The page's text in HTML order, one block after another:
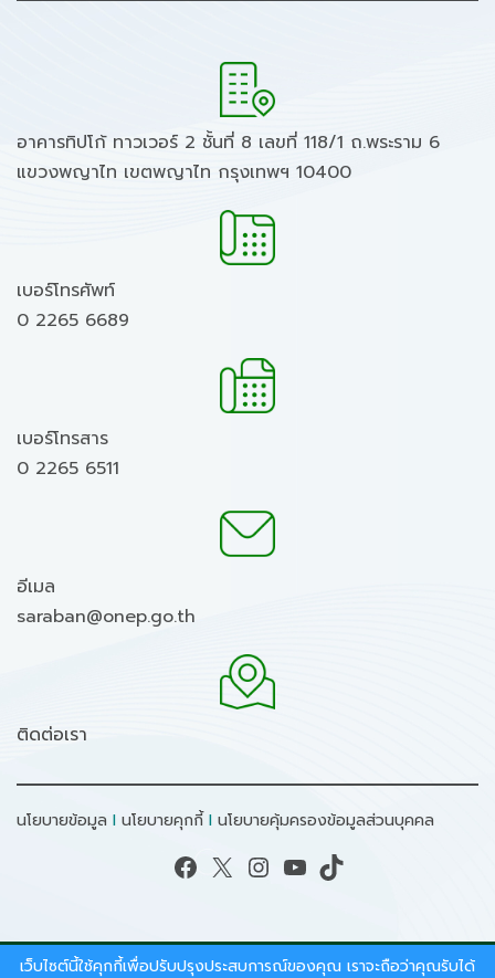
อาคารทิปโก้ ทาวเวอร์ 2 ชั้นที่ 8 เลขที่ 118/1 ถ.พระราม 6
แขวงพญาไท เขตพญาไท กรุงเทพฯ 10400
เบอร์โทรศัพท์
0 2265 6689
เบอร์โทรสาร
0 2265 6511
อีเมล
saraban@onep.go.th
ติดต่อเรา
นโยบายข้อมูล I นโยบายคุกกี้ I นโยบายคุ้มครองข้อมูลส่วนบุคคล
Facebook X Instagram YouTube TikTok
เว็บไซต์นี้ใช้คุกกี้เพื่อปรับปรุงประสบการณ์ของคุณ เราจะถือว่าคุณรับได้